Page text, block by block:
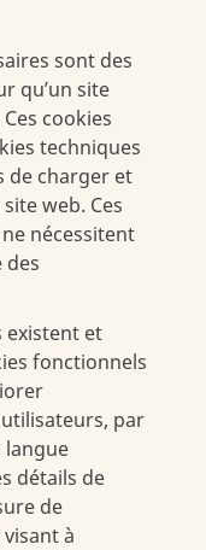
sont des
qu’un site
cookies
techniques
de charger et
web. Ces
nécessitent
des
existent et
fonctionnels
par
langue
détails de
de
à